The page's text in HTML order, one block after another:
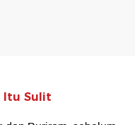
Itu Sulit